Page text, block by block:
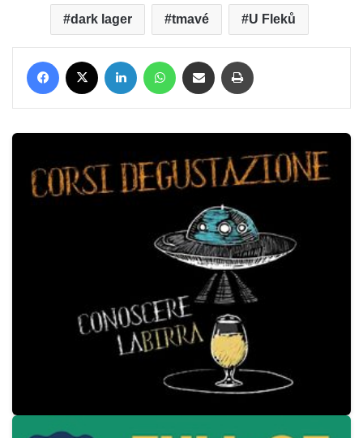
dark lager tmavé U Fleků
Facebook LinkedIn WhatsApp Condividi via mail